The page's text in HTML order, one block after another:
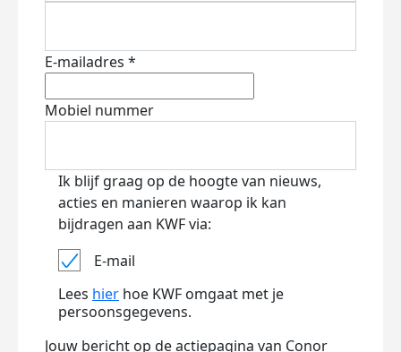
E-mailadres *
Mobiel nummer
Ik blijf graag op de hoogte van nieuws,
acties en manieren waarop ik kan
bijdragen aan KWF via:
E-mail
Lees hier hoe KWF omgaat met je
persoonsgegevens.
Jouw bericht op de actiepagina van Conor